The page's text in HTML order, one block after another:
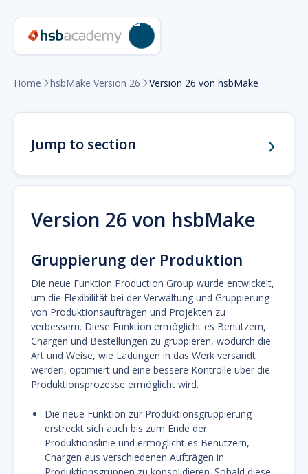
Home hsbMake Version 26 Version 26 von hsbMake
Jump to section
Version 26 von hsbMake
Gruppierung der Produktion
Die neue Funktion Production Group wurde entwickelt,
um die Flexibilität bei der Verwaltung und Gruppierung
von Produktionsaufträgen und Projekten zu
verbessern. Diese Funktion ermöglicht es Benutzern,
Chargen und Bestellungen zu gruppieren, wodurch die
Art und Weise, wie Ladungen in das Werk versandt
werden, optimiert und eine bessere Kontrolle über die
Produktionsprozesse ermöglicht wird.
Die neue Funktion zur Produktionsgruppierung
erstreckt sich auch bis zum Ende der
Produktionslinie und ermöglicht es Benutzern,
Chargen aus verschiedenen Aufträgen in